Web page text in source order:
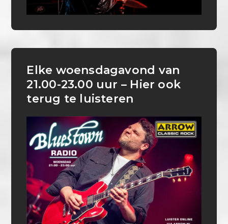
Elke woensdagavond van
21.00-23.00 uur – Hier ook
terug te luisteren